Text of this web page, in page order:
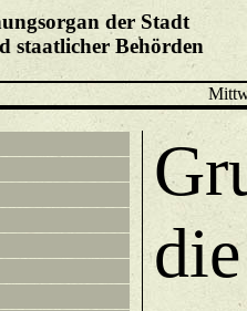
der Stadt
staatlicher Behörden